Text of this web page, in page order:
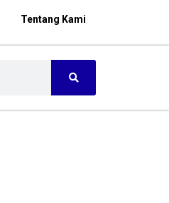
Tentang Kami